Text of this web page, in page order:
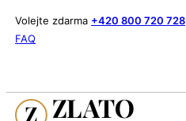
Volejte zdarma +420 800 720 728
FAQ